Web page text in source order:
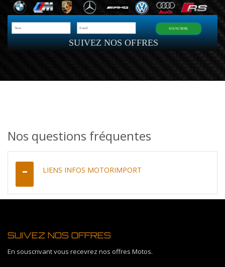
SUIVEZ NOS OFFRES
SOUSCRIRE
Nos questions fréquentes
LIENS INFOS MOTORIMPORT
SUIVEZ NOS OFFRES
En souscrivant vous recevrez nos offres Motos.